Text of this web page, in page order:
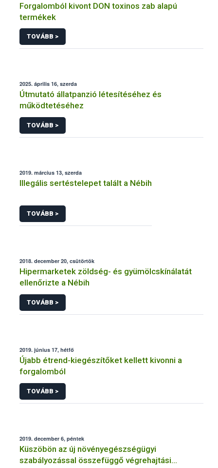
Forgalomból kivont DON toxinos zab alapú
termékek
TOVÁBB >
2025. április 16, szerda
Útmutató állatpanzió létesítéséhez és
működtetéséhez
TOVÁBB >
2019. március 13, szerda
Illegális sertéstelepet talált a Nébih
TOVÁBB >
2018. december 20, csütörtök
Hipermarketek zöldség- és gyümölcskínálatát
ellenőrizte a Nébih
TOVÁBB >
2019. június 17, hétfő
Újabb étrend-kiegészítőket kellett kivonni a
forgalomból
TOVÁBB >
2019. december 6, péntek
Küszöbön az új növényegészségügyi
szabályozással összefüggő végrehajtási